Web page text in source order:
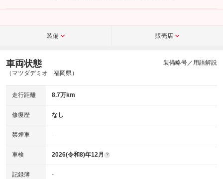
こちら
装備 販売店
車両状態
（マツダデミオ 福岡県）
装備略号／用語解説
走行距離 8.7万km
修復歴 なし
禁煙車 -
車検 2026(令和8)年12月 ?
記録簿 -